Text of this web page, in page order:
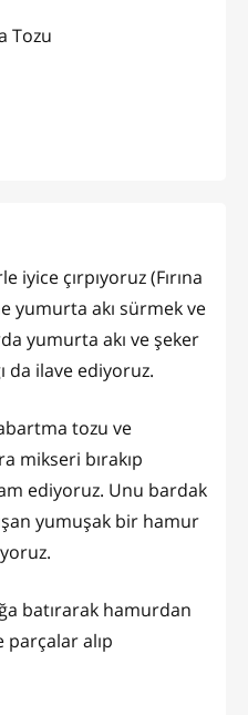
Tozu
çırpıyoruz (Fırına
yumurta akı sürmek ve
yumurta akı ve şeker
da ilave ediyoruz.
tozu ve
mikseri bırakıp
ediyoruz. Unu bardak
yumuşak bir hamur
batırarak hamurdan
alıp